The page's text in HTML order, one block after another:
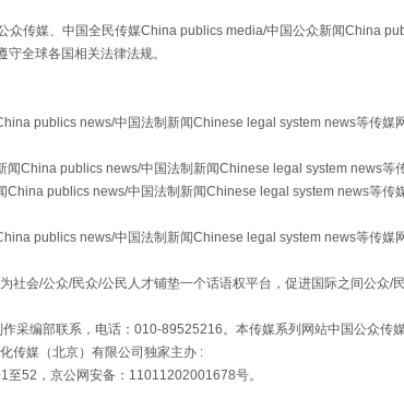
定乱象
传媒、中国全民传媒China publics media/中国公众新闻China
全球各国相关法律法规。
publics news/中国法制新闻Chinese legal system news等传媒
China publics news/中国法制新闻Chinese legal system news等
publics news/中国法制新闻Chinese legal system news等传
publics news/中国法制新闻Chinese legal system news等传媒
会/公众/民众/公民人才铺垫一个话语权平台，促进国际之间公众/
采编部联系，电话：010-89525216。本传媒系列网站中国公众传
传媒（北京）有限公司独家主办 :
52，京公网安备：11011202001678号。